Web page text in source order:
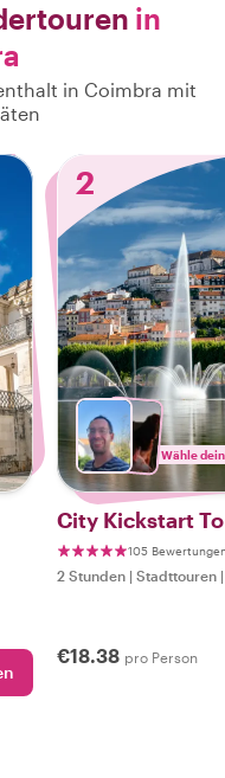
in
in Coimbra mit
2
Wähle
City Kickstart
105
2 Stunden | Stadttouren
€18.38 pro Person